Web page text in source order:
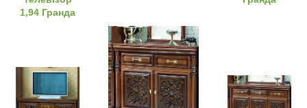
1,94 Гранда